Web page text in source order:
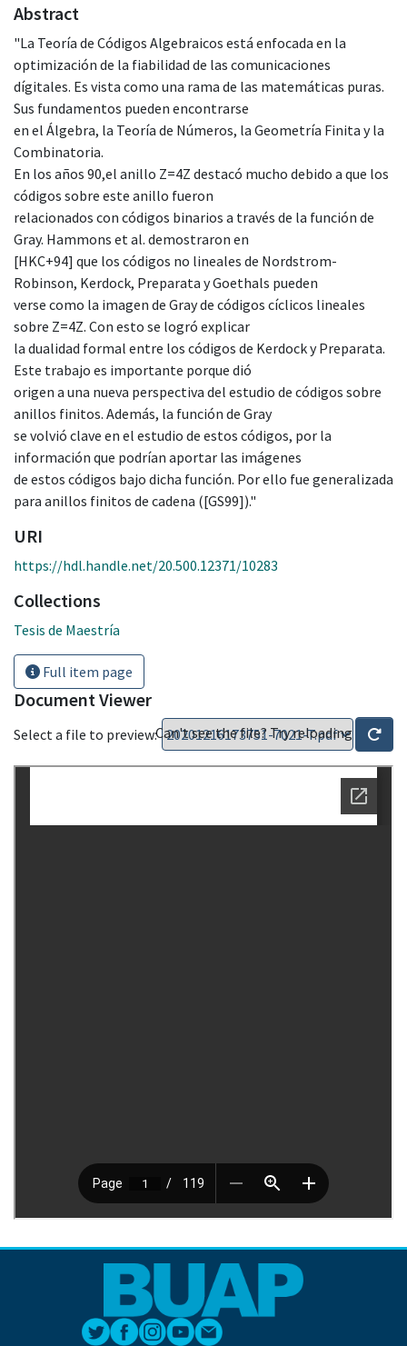
Abstract
"La Teoría de Códigos Algebraicos está enfocada en la
optimización de la fiabilidad de las comunicaciones
dígitales. Es vista como una rama de las matemáticas puras.
Sus fundamentos pueden encontrarse
en el Álgebra, la Teoría de Números, la Geometría Finita y la
Combinatoria.
En los años 90,el anillo Z=4Z destacó mucho debido a que los
códigos sobre este anillo fueron
relacionados con códigos binarios a través de la función de
Gray. Hammons et al. demostraron en
[HKC+94] que los códigos no lineales de Nordstrom-
Robinson, Kerdock, Preparata y Goethals pueden
verse como la imagen de Gray de códigos cíclicos lineales
sobre Z=4Z. Con esto se logró explicar
la dualidad formal entre los códigos de Kerdock y Preparata.
Este trabajo es importante porque dió
origen a una nueva perspectiva del estudio de códigos sobre
anillos finitos. Además, la función de Gray
se volvió clave en el estudio de estos códigos, por la
información que podrían aportar las imágenes
de estos códigos bajo dicha función. Por ello fue generalizada
para anillos finitos de cadena ([GS99])."
URI
https://hdl.handle.net/20.500.12371/10283
Collections
Tesis de Maestría
Full item page
Document Viewer
Select a file to preview:Can't see the file? Try reloading